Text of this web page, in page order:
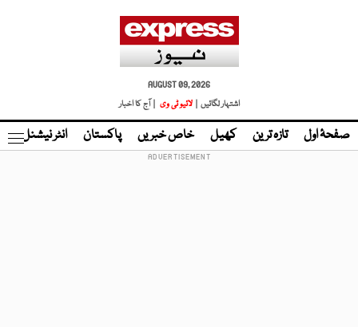
AUGUST 09, 2026
اشتہار لگائیں |
لائیو ٹی وی | آج کا اخبار
صفحۂ اول تازہ ترین کھیل خاص خبریں پاکستان انٹر نیشنل